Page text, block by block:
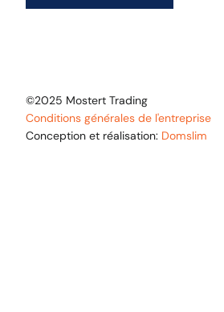
©2025 Mostert Trading
Conditions générales de l'entreprise
Conception et réalisation: Domslim